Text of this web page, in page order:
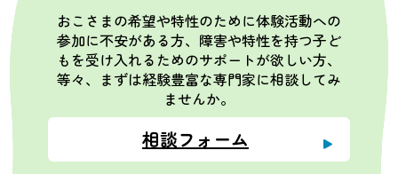
おこさまの希望や特性のために体験活動への
参加に不安がある方、障害や特性を持つ子ど
もを受け入れるためのサポートが欲しい方、
等々、まずは経験豊富な専門家に相談してみ
ませんか。
相談フォーム